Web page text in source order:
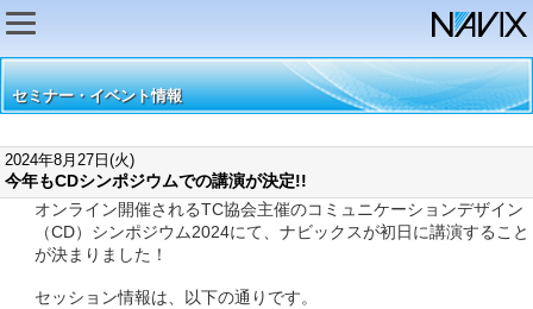
セミナー・イベント情報
2024年8月27日(火)
今年もCDシンポジウムでの講演が決定!!
オンライン開催されるTC協会主催のコミュニケーションデザイン
（CD）シンポジウム2024にて、ナビックスが初日に講演すること
が決まりました！
セッション情報は、以下の通りです。